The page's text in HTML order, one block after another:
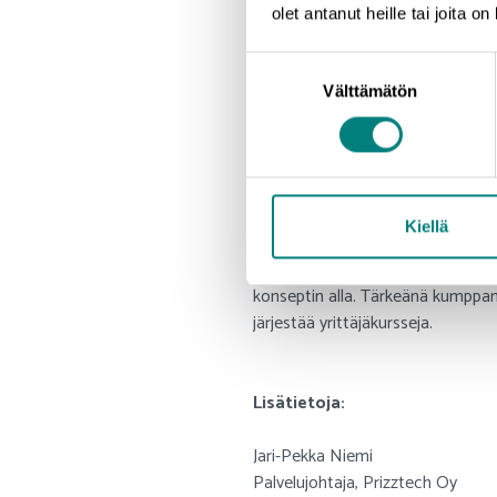
olet antanut heille tai joita
Välttämätön
Kiellä
mahdollistaa sen, että
käyttöön, Jari-Pekka Niemi
- Yhtenevät palvelut
verotuloja, mutta ovat myös
Uudessa toimintamallissa
tarjotaan Satakunnan
konseptin alla. Tärkeänä
järjestää yrittäjäkursseja.
Lisätietoja:
Jari-Pekka Niemi
Palvelujohtaja, Prizztech Oy